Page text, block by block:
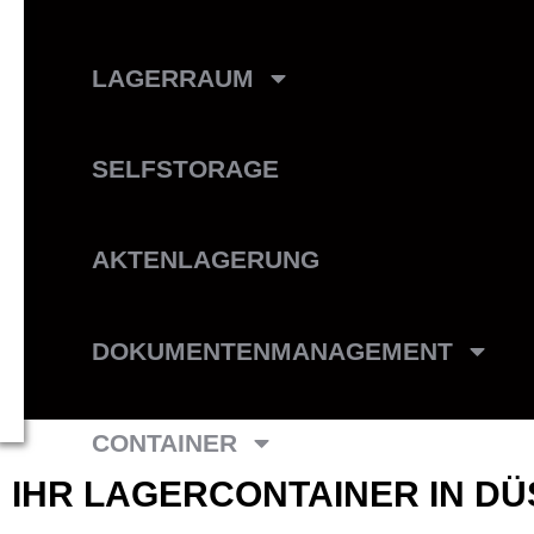
LAGERRAUM
SELFSTORAGE
AKTENLAGERUNG
DOKUMENTENMANAGEMENT
CONTAINER
IHR LAGERCONTAINER IN